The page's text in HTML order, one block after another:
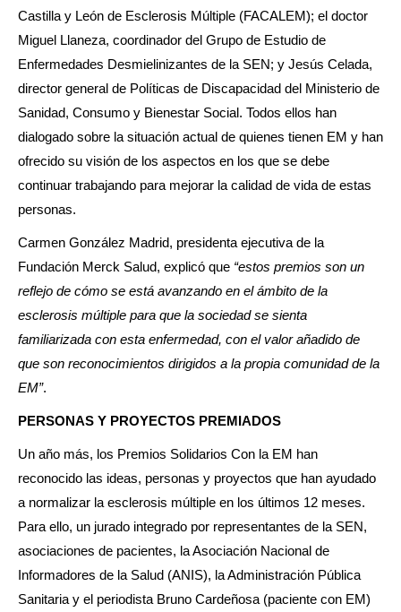
Castilla y León de Esclerosis Múltiple (FACALEM); el doctor
Miguel Llaneza, coordinador del Grupo de Estudio de
Enfermedades Desmielinizantes de la SEN; y Jesús Celada,
director general de Políticas de Discapacidad del Ministerio de
Sanidad, Consumo y Bienestar Social. Todos ellos han
dialogado sobre la situación actual de quienes tienen EM y han
ofrecido su visión de los aspectos en los que se debe
continuar trabajando para mejorar la calidad de vida de estas
personas.
Carmen González Madrid, presidenta ejecutiva de la
Fundación Merck Salud, explicó que “estos premios son un
reflejo de cómo se está avanzando en el ámbito de la
esclerosis múltiple para que la sociedad se sienta
familiarizada con esta enfermedad, con el valor añadido de
que son reconocimientos dirigidos a la propia comunidad de la
EM”.
PERSONAS Y PROYECTOS PREMIADOS
Un año más, los Premios Solidarios Con la EM han
reconocido las ideas, personas y proyectos que han ayudado
a normalizar la esclerosis múltiple en los últimos 12 meses.
Para ello, un jurado integrado por representantes de la SEN,
asociaciones de pacientes, la Asociación Nacional de
Informadores de la Salud (ANIS), la Administración Pública
Sanitaria y el periodista Bruno Cardeñosa (paciente con EM)